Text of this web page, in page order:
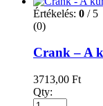
Értékelés: 0 / 5
(0)
Crank – A
3713,00 Ft
Qty: